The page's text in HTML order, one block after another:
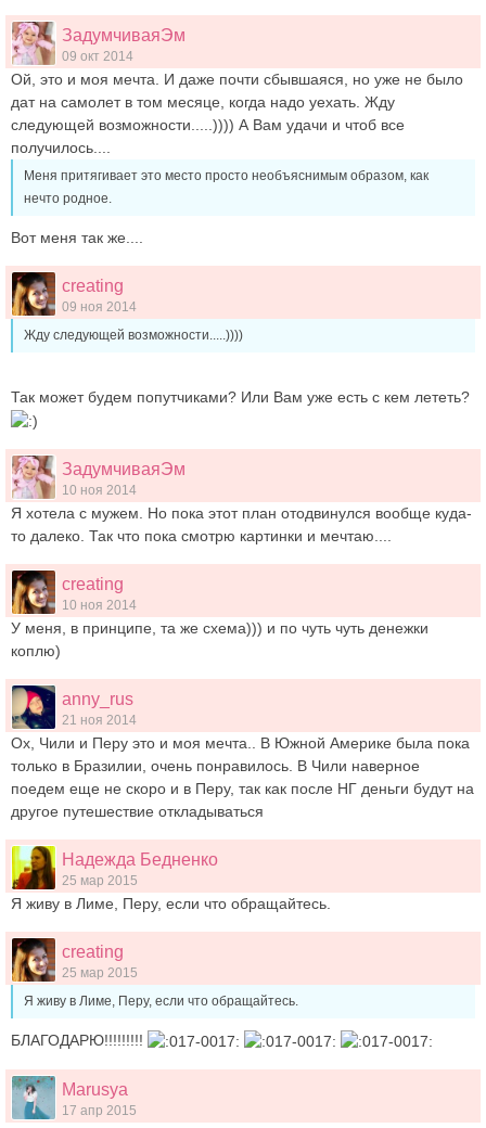
ЗадумчиваяЭм
09 окт 2014
Ой, это и моя мечта. И даже почти сбывшаяся, но уже не было
дат на самолет в том месяце, когда надо уехать. Жду
следующей возможности.....)))) А Вам удачи и чтоб все
получилось....
Меня притягивает это место просто необъяснимым образом, как
нечто родное.
Вот меня так же....
creating
09 ноя 2014
Жду следующей возможности.....))))
Так может будем попутчиками? Или Вам уже есть с кем лететь?
ЗадумчиваяЭм
10 ноя 2014
Я хотела с мужем. Но пока этот план отодвинулся вообще куда-
то далеко. Так что пока смотрю картинки и мечтаю....
creating
10 ноя 2014
У меня, в принципе, та же схема))) и по чуть чуть денежки
коплю)
anny_rus
21 ноя 2014
Ох, Чили и Перу это и моя мечта.. В Южной Америке была пока
только в Бразилии, очень понравилось. В Чили наверное
поедем еще не скоро и в Перу, так как после НГ деньги будут на
другое путешествие откладываться
Надежда Бедненко
25 мар 2015
Я живу в Лиме, Перу, если что обращайтесь.
creating
25 мар 2015
Я живу в Лиме, Перу, если что обращайтесь.
БЛАГОДАРЮ!!!!!!!!!
Marusya
17 апр 2015